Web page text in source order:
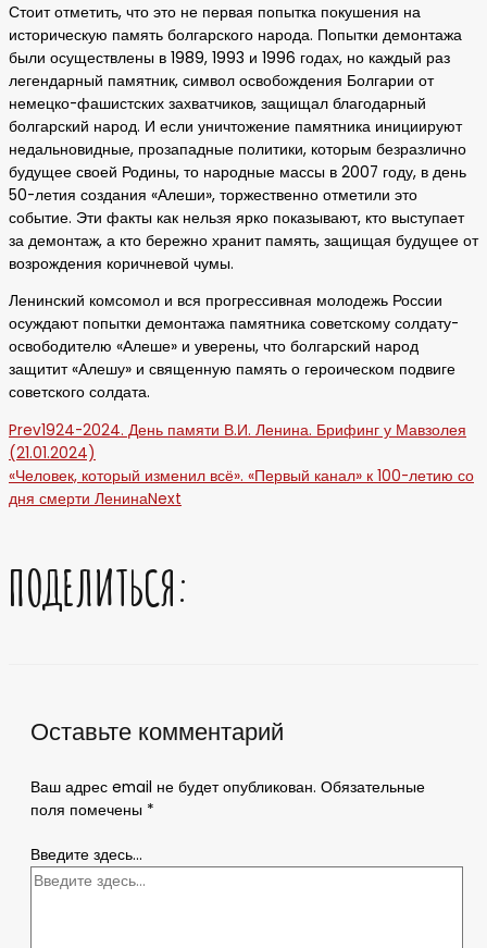
Стоит отметить, что это не первая попытка покушения на
историческую память болгарского народа. Попытки демонтажа
были осуществлены в 1989, 1993 и 1996 годах, но каждый раз
легендарный памятник, символ освобождения Болгарии от
немецко-фашистских захватчиков, защищал благодарный
болгарский народ. И если уничтожение памятника инициируют
недальновидные, прозападные политики, которым безразлично
будущее своей Родины, то народные массы в 2007 году, в день
50-летия создания «Алеши», торжественно отметили это
событие. Эти факты как нельзя ярко показывают, кто выступает
за демонтаж, а кто бережно хранит память, защищая будущее от
возрождения коричневой чумы.
Ленинский комсомол и вся прогрессивная молодежь России
осуждают попытки демонтажа памятника советскому солдату-
освободителю «Алеше» и уверены, что болгарский народ
защитит «Алешу» и священную память о героическом подвиге
советского солдата.
Prev1924-2024. День памяти В.И. Ленина. Брифинг у Мавзолея
(21.01.2024)
«Человек, который изменил всё». «Первый канал» к 100-летию со
дня смерти ЛенинаNext
ПОДЕЛИТЬСЯ:
Оставьте комментарий
Ваш адрес email не будет опубликован. Обязательные
поля помечены *
Введите здесь...